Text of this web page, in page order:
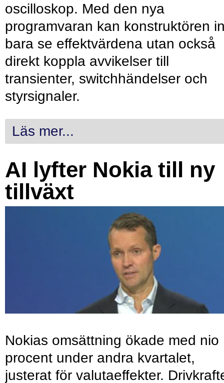
oscilloskop. Med den nya
programvaran kan konstruktören
bara se effektvärdena utan också
direkt koppla avvikelser till
transienter, switchhändelser och
styrsignaler.
Läs mer...
AI lyfter Nokia till ny
tillväxt
Nokias omsättning ökade med nio
procent under andra kvartalet,
justerat för valutaeffekter.